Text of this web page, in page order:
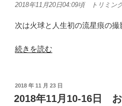
2018年11月20日04:09頃 トリミン
次は火球と人生初の流星痕の撮
“2018
月
19-
続きを読む
投
稿
日:
2018 年 11 月 23 日
2018年11月10-16日